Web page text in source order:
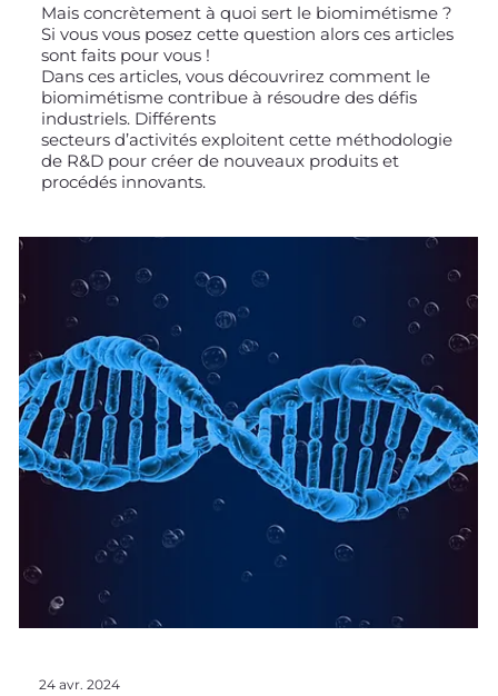
Mais concrètement à quoi sert le biomimétisme ?
Si vous vous posez cette question alors ces articles
sont faits pour vous !
Dans ces articles, vous découvrirez comment le
biomimétisme contribue à résoudre des défis
industriels. Différents
secteurs d’activités exploitent cette méthodologie
de R&D pour créer de nouveaux produits et
procédés innovants.